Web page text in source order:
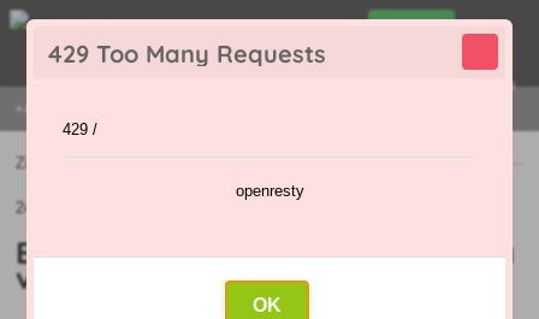
429 Too Many Requests
429 /
openresty
OK
+421 915 420 295 | PIRMDIENA - PIEKTDIENA 9:00 - 16:00
Menu
Ziņas »Ekskluzīvs dārza izskats ar zāliena vertikulāro griešanu
24.08.2021 (Sākotnējais raksts: 10.08.2021)
Ekskluzīvs dārza izskats ar zāliena
vertikulāro griešanu